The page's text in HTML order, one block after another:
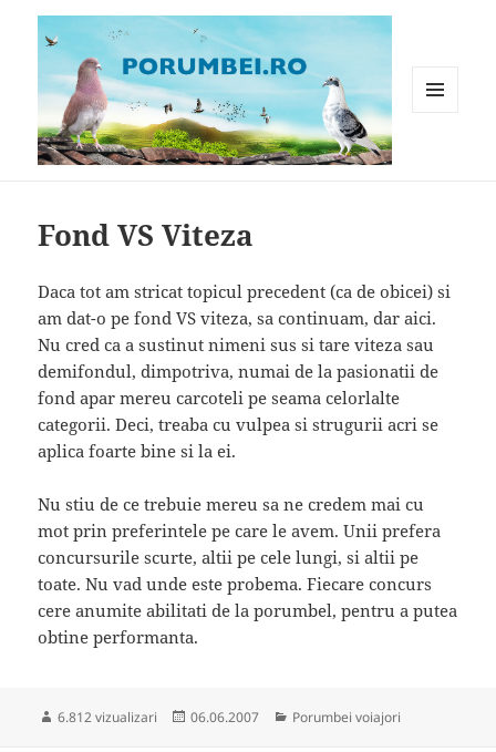
Fond VS Viteza
Daca tot am stricat topicul precedent (ca de obicei) si
am dat-o pe fond VS viteza, sa continuam, dar aici.
Nu cred ca a sustinut nimeni sus si tare viteza sau
demifondul, dimpotriva, numai de la pasionatii de
fond apar mereu carcoteli pe seama celorlalte
categorii. Deci, treaba cu vulpea si strugurii acri se
aplica foarte bine si la ei.
Nu stiu de ce trebuie mereu sa ne credem mai cu
mot prin preferintele pe care le avem. Unii prefera
concursurile scurte, altii pe cele lungi, si altii pe
toate. Nu vad unde este probema. Fiecare concurs
cere anumite abilitati de la porumbel, pentru a putea
obtine performanta.
6.812 vizualizari
Publicat
06.06.2007 Categorii
Porumbei voiajori